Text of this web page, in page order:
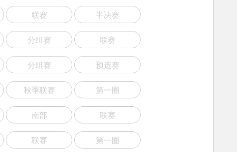
联赛 半决赛
分组赛 联赛
分组赛 预选赛
秋季联赛 第一圈
南部 联赛
联赛 第一圈